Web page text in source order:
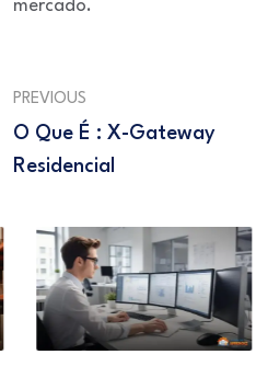
mercado.
PREVIOUS
O Que É : X-Gateway
Residencial